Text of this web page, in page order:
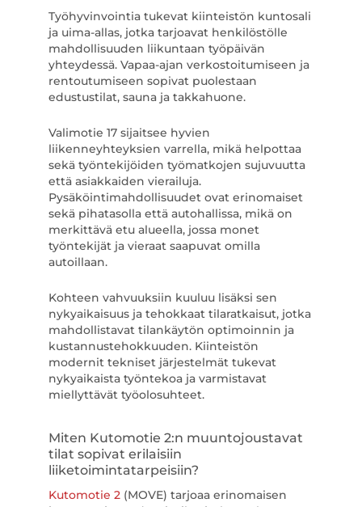
Työhyvinvointia tukevat kiinteistön kuntosali
ja uima-allas, jotka tarjoavat henkilöstölle
mahdollisuuden liikuntaan työpäivän
yhteydessä. Vapaa-ajan verkostoitumiseen ja
rentoutumiseen sopivat puolestaan
edustustilat, sauna ja takkahuone.
Valimotie 17 sijaitsee hyvien
liikenneyhteyksien varrella, mikä helpottaa
sekä työntekijöiden työmatkojen sujuvuutta
että asiakkaiden vierailuja.
Pysäköintimahdollisuudet ovat erinomaiset
sekä pihatasolla että autohallissa, mikä on
merkittävä etu alueella, jossa monet
työntekijät ja vieraat saapuvat omilla
autoillaan.
Kohteen vahvuuksiin kuuluu lisäksi sen
nykyaikaisuus ja tehokkaat tilaratkaisut, jotka
mahdollistavat tilankäytön optimoinnin ja
kustannustehokkuuden. Kiinteistön
modernit tekniset järjestelmät tukevat
nykyaikaista työntekoa ja varmistavat
miellyttävät työolosuhteet.
Miten Kutomotie 2:n muuntojoustavat
tilat sopivat erilaisiin
liiketoimintatarpeisiin?
Kutomotie 2(MOVE) tarjoaa erinomaisen